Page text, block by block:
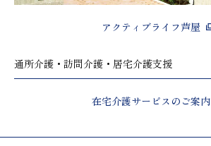
アクティブライフ芦屋
通所介護・訪問介護・居宅介護支援
在宅介護サービスのご案内